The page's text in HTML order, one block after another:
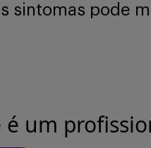
sintomas pode
um